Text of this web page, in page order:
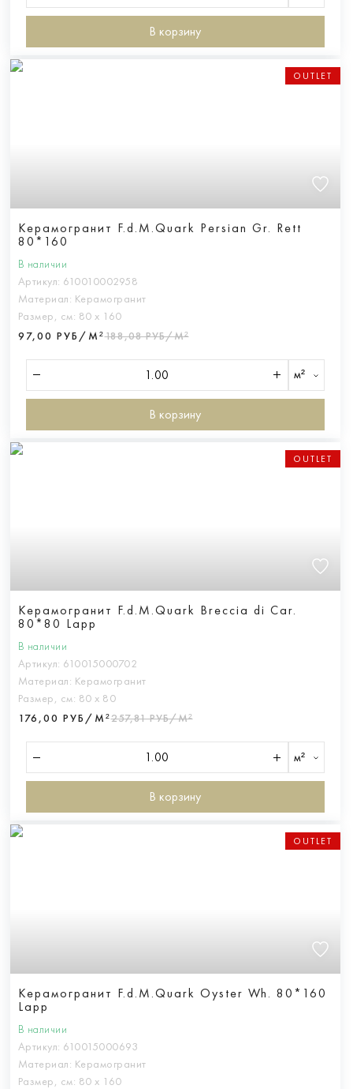
В корзину
OUTLET
Керамогранит F.d.M.Quark Persian Gr. Rett
80*160
В наличии
Артикул: 610010002958
Материал: Керамогранит
Размер, см: 80 х 160
97,00 РУБ/М²188,08 РУБ/М²
м²
В корзину
OUTLET
Керамогранит F.d.M.Quark Breccia di Car.
80*80 Lapp
В наличии
Артикул: 610015000702
Материал: Керамогранит
Размер, см: 80 х 80
176,00 РУБ/М²257,81 РУБ/М²
м²
В корзину
OUTLET
Керамогранит F.d.M.Quark Oyster Wh. 80*160
Lapp
В наличии
Артикул: 610015000693
Материал: Керамогранит
Размер, см: 80 х 160